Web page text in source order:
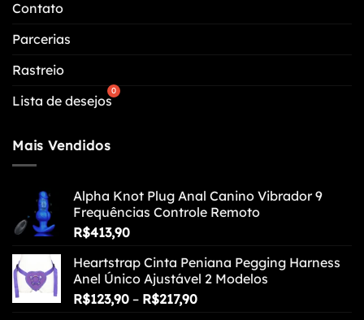
Contato
Parcerias
Rastreio
Lista de desejos
Mais Vendidos
Alpha Knot Plug Anal Canino Vibrador 9
Frequências Controle Remoto
R$413,90
Heartstrap Cinta Peniana Pegging Harness
Anel Único Ajustável 2 Modelos
R$123,90 – R$217,90Faixa